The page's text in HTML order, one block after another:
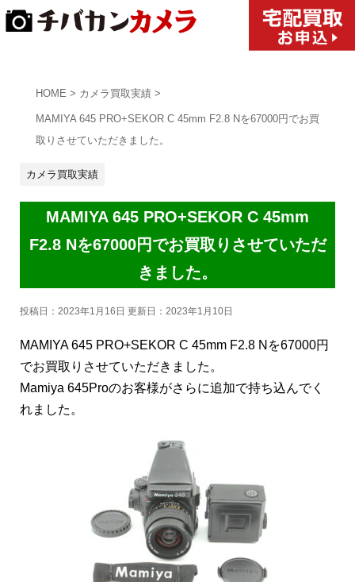
HOME > カメラ買取実績 >
MAMIYA 645 PRO+SEKOR C 45mm F2.8 Nを67000円でお買
取りさせていただきました。
カメラ買取実績
MAMIYA 645 PRO+SEKOR C 45mm
F2.8 Nを67000円でお買取りさせていただ
きました。
投稿日：2023年1月16日 更新日： 2023年1月10日
MAMIYA 645 PRO+SEKOR C 45mm F2.8 Nを67000円
でお買取りさせていただきました。
Mamiya 645Proのお客様がさらに追加で持ち込んでく
れました。